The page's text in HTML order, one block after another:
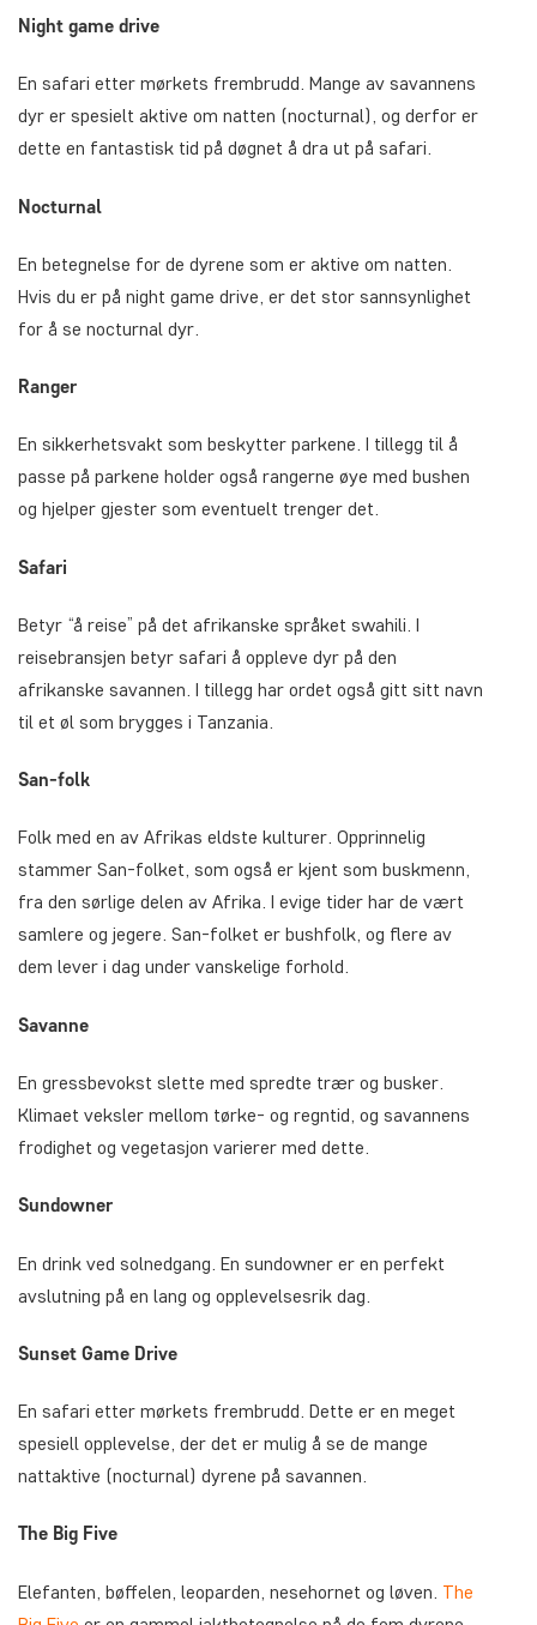
Night game drive
En safari etter mørkets frembrudd. Mange av savannens
dyr er spesielt aktive om natten (nocturnal), og derfor er
dette en fantastisk tid på døgnet å dra ut på safari.
Nocturnal
En betegnelse for de dyrene som er aktive om natten.
Hvis du er på night game drive, er det stor sannsynlighet
for å se nocturnal dyr.
Ranger
En sikkerhetsvakt som beskytter parkene. I tillegg til å
passe på parkene holder også rangerne øye med bushen
og hjelper gjester som eventuelt trenger det.
Safari
Betyr “å reise” på det afrikanske språket swahili. I
reisebransjen betyr safari å oppleve dyr på den
afrikanske savannen. I tillegg har ordet også gitt sitt navn
til et øl som brygges i Tanzania.
San-folk
Folk med en av Afrikas eldste kulturer. Opprinnelig
stammer San-folket, som også er kjent som buskmenn,
fra den sørlige delen av Afrika. I evige tider har de vært
samlere og jegere. San-folket er bushfolk, og flere av
dem lever i dag under vanskelige forhold.
Savanne
En gressbevokst slette med spredte trær og busker.
Klimaet veksler mellom tørke- og regntid, og savannens
frodighet og vegetasjon varierer med dette.
Sundowner
En drink ved solnedgang. En sundowner er en perfekt
avslutning på en lang og opplevelsesrik dag.
Sunset Game Drive
En safari etter mørkets frembrudd. Dette er en meget
spesiell opplevelse, der det er mulig å se de mange
nattaktive (nocturnal) dyrene på savannen.
The Big Five
Elefanten, bøffelen, leoparden, nesehornet og løven. The